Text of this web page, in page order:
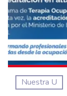
Nuestra U